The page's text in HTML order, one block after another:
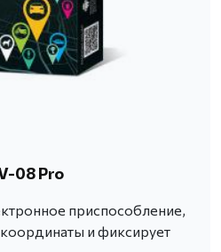
08 Pro
приспособление,
и фиксирует